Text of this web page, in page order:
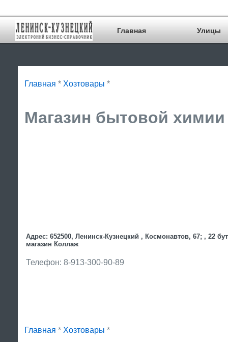
Главная Улицы
Главная * Хозтовары *
Магазин бытовой
Адрес: 652500, Ленинск-Кузнецкий , Космонавтов, 67; , 22
магазин Коллаж
Телефон: 8-913-300-90-89
Главная * Хозтовары *